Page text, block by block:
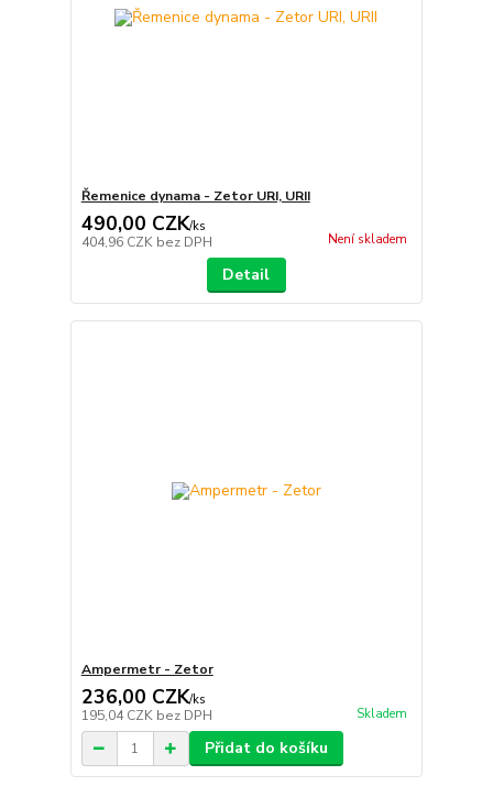
Řemenice dynama - Zetor URI, URII
490,00 CZK/ks
404,96 CZK bez DPH Není skladem
Detail
Ampermetr - Zetor
236,00 CZK/ks
195,04 CZK bez DPH Skladem
Přidat do košíku